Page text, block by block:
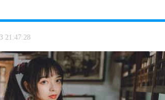
21:47:28